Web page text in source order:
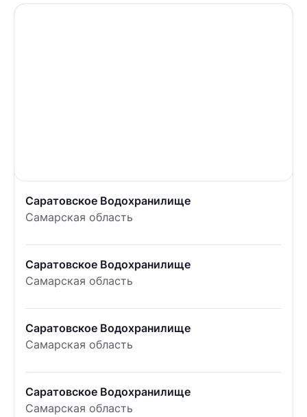
Саратовское Водохранилище
Самарская область
Саратовское Водохранилище
Самарская область
Саратовское Водохранилище
Самарская область
Саратовское Водохранилище
Самарская область